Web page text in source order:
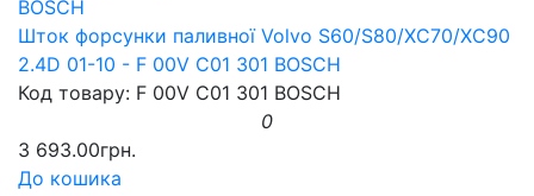
Шток форсунки паливної Volvo S60/S80/XC70/XC90
2.4D 01-10 - F 00V C01 301 BOSCH
Код товару: F 00V C01 301 BOSCH
0
3 693.00грн.
До кошика